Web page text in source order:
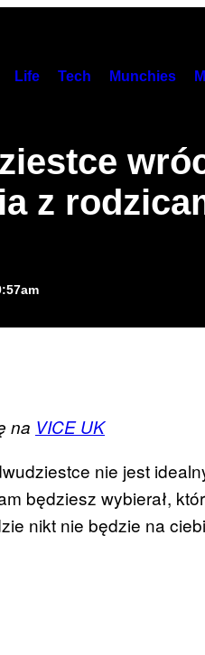
Life Tech Munchies
z
na VICE UK
nie jest
będziesz wybierał,
nikt nie będzie na